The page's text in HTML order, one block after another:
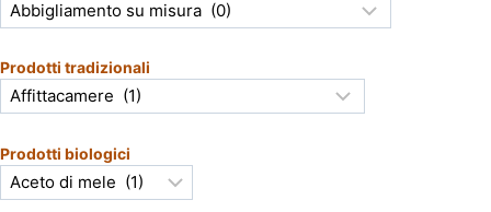
Prodotti tradizionali
Prodotti biologici